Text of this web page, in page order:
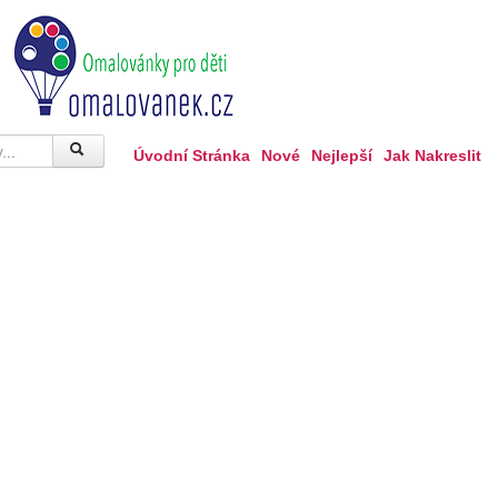
Úvodní Stránka Nové Nejlepší Jak Nakreslit